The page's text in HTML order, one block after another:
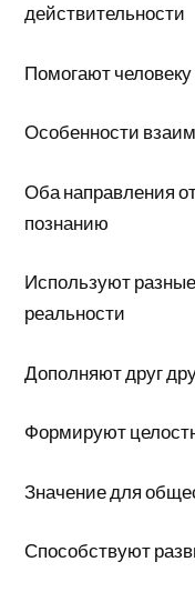
действительности
Помогают
Особенности
Оба направления
познанию
Используют
реальности
Дополняют друг
Формируют
Значение для
Способствуют